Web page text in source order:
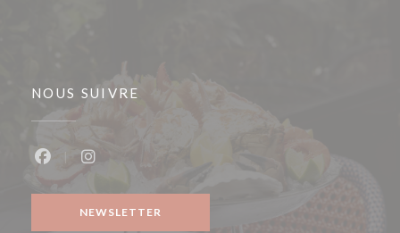
NOUS SUIVRE
NEWSLETTER